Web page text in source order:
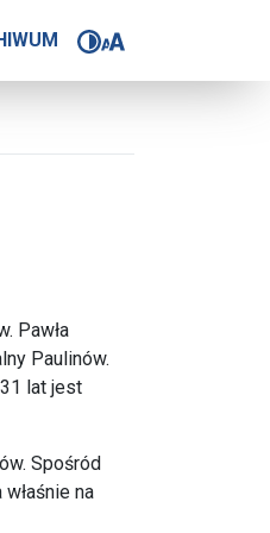
Jasnej
Pawła
Paulinów.
lat jest
Spośród
na